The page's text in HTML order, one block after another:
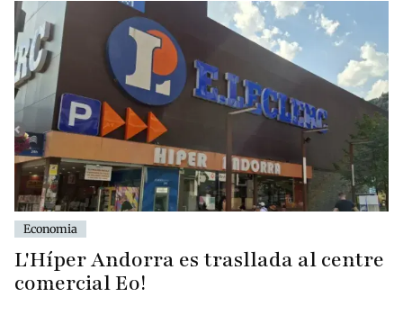
Economia
L'Híper Andorra es trasllada al centre
comercial Eo!